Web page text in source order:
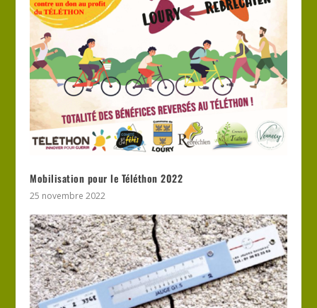
Mobilisation pour le Téléthon 2022
25 novembre 2022